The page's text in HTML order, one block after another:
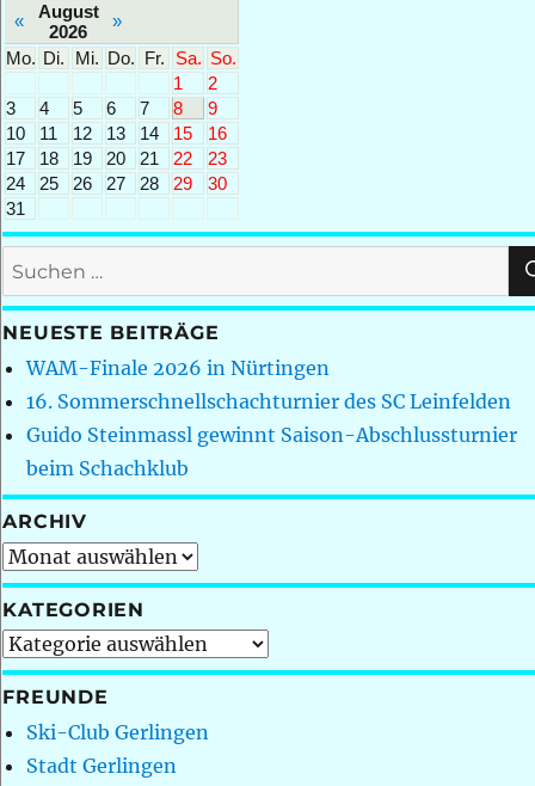
«
August
2026
»
Mo. Di. Mi. Do. Fr. Sa. So.
1
2
3
4 5 6 7 8
9
10
11 12 13 14 15
16
17
18 19 20 21 22
23
24
25 26 27 28 29
30
31
Suchen
nach:
NEUESTE BEITRÄGE
WAM-Finale 2026 in Nürtingen
16. Sommerschnellschachturnier des SC Leinfelden
Guido Steinmassl gewinnt Saison-Abschlussturnier
beim Schachklub
ARCHIV
Archiv
KATEGORIEN
Kategorien
FREUNDE
Ski-Club Gerlingen
Stadt Gerlingen